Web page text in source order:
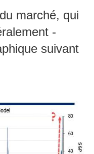
marché, qui
-
suivant